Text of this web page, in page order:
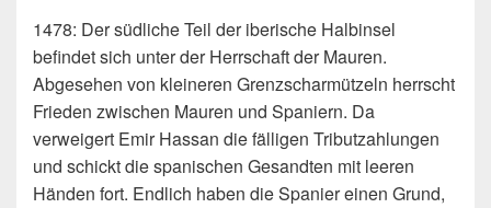
1478: Der südliche Teil der iberische Halbinsel
befindet sich unter der Herrschaft der Mauren.
Abgesehen von kleineren Grenzscharmützeln herrscht
Frieden zwischen Mauren und Spaniern. Da
verweigert Emir Hassan die fälligen Tributzahlungen
und schickt die spanischen Gesandten mit leeren
Händen fort. Endlich haben die Spanier einen Grund,